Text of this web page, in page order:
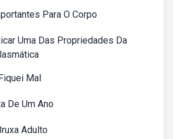
Para O Corpo
Uma Das Propriedades Da
Mal
De Um Ano
Adulto